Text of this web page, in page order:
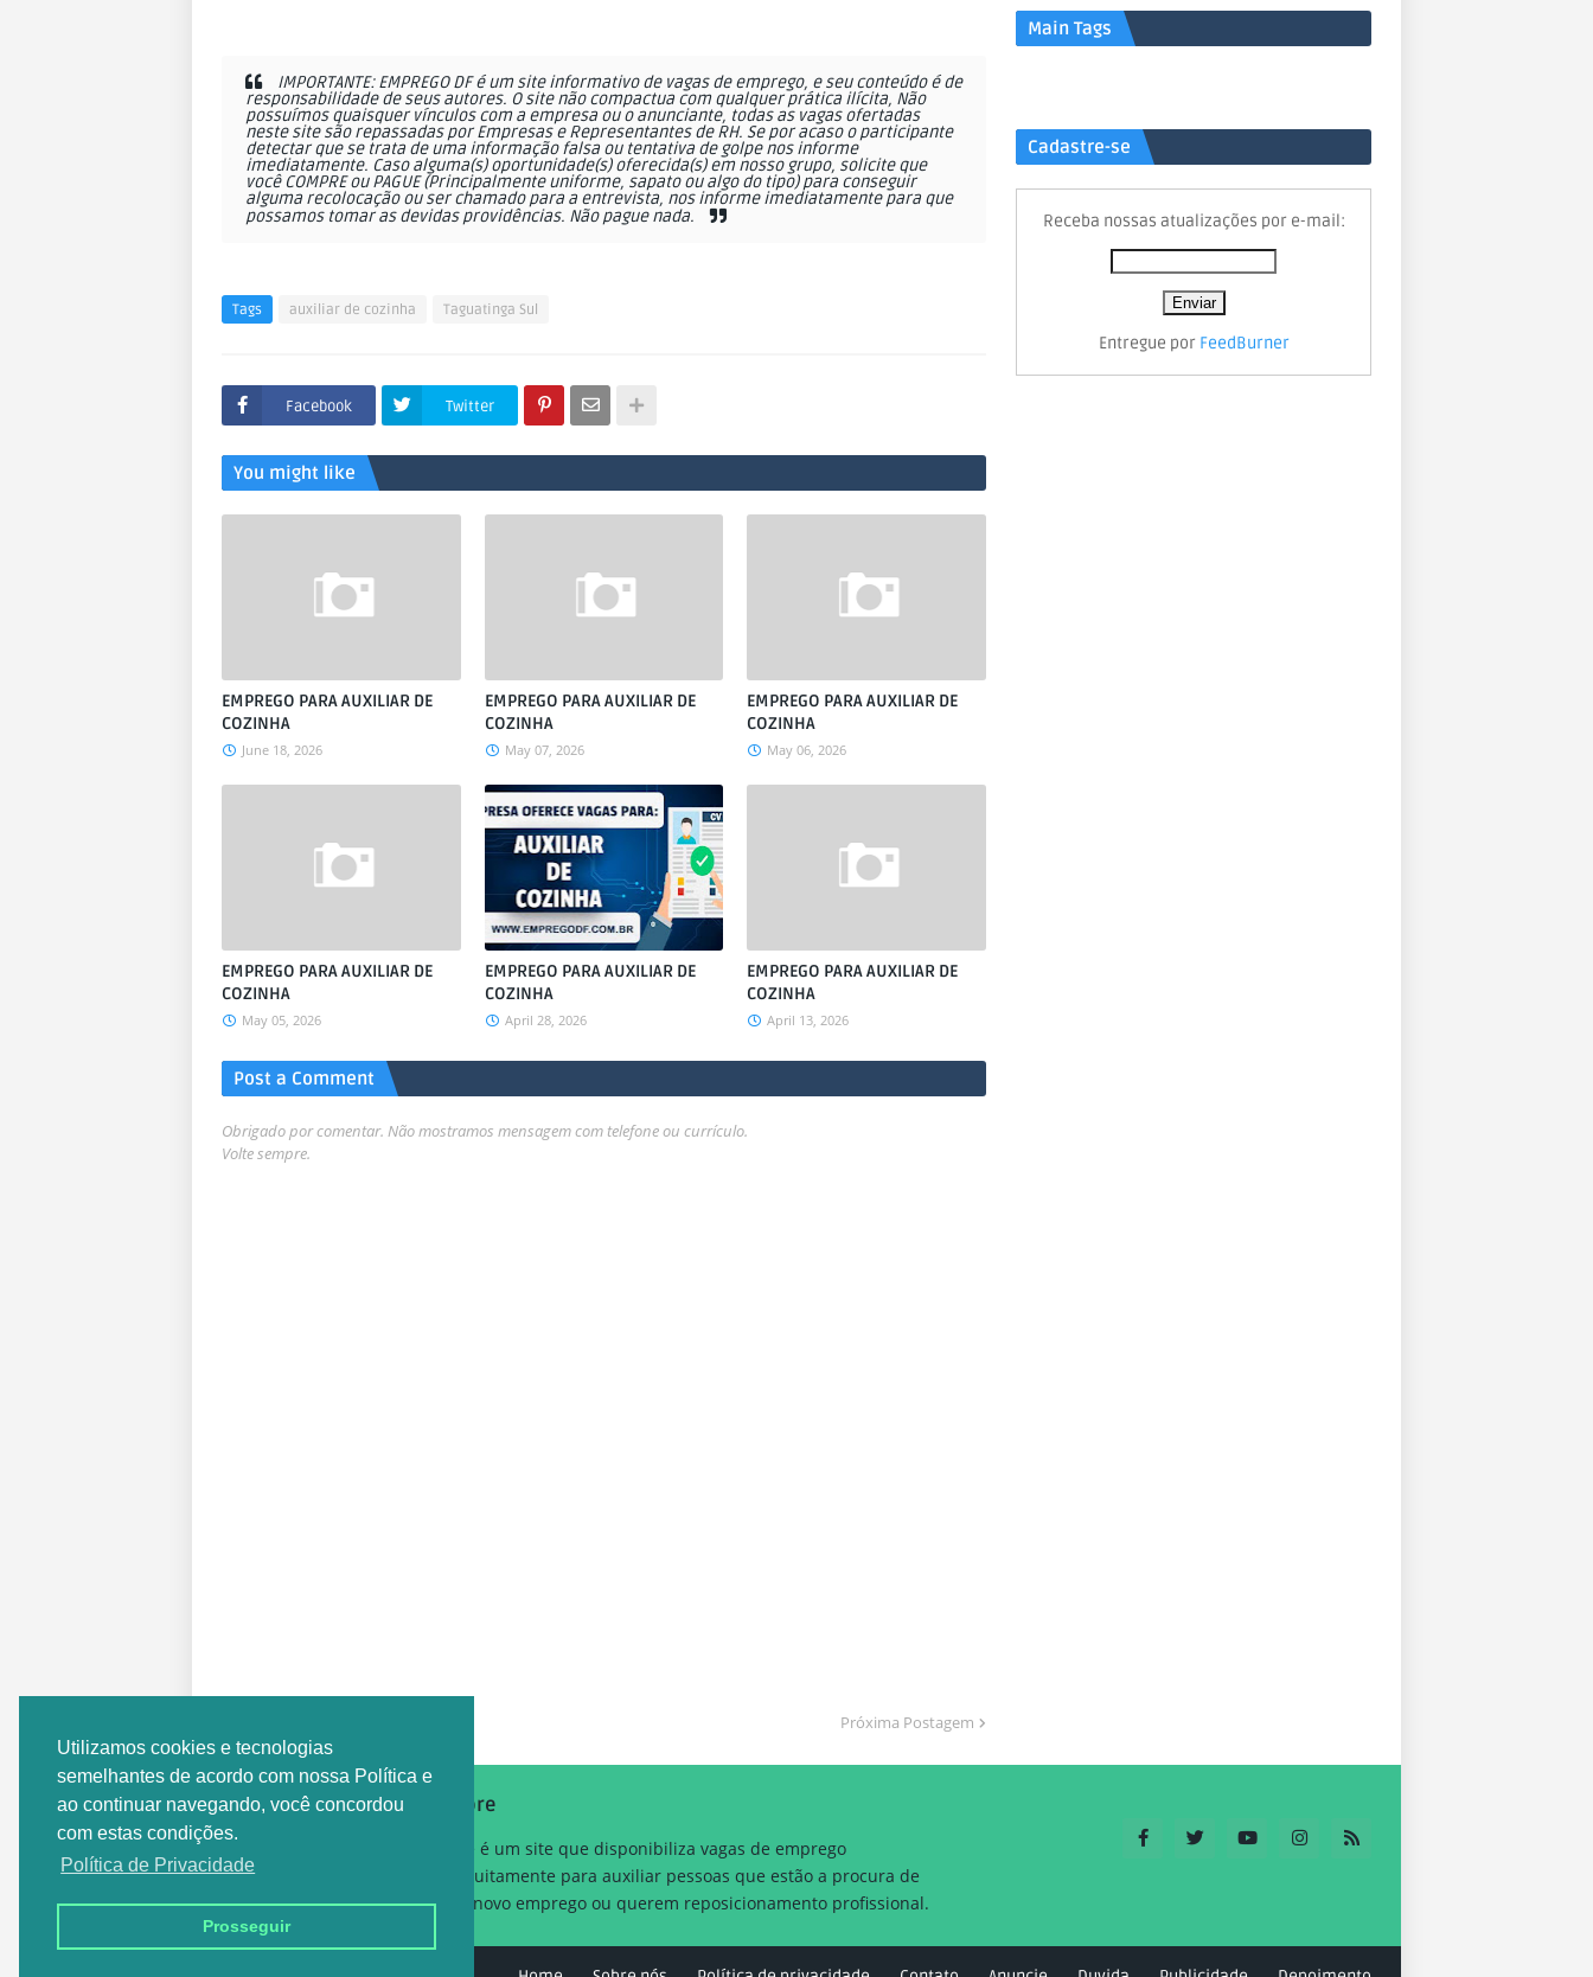
Utilizamos cookies e tecnologias
semelhantes de acordo com nossa Política e
ao continuar navegando, você concordou
com estas condições.
Política de Privacidade
Prosseguir
IMPORTANTE: EMPREGO DF é um site informativo de vagas de emprego, e seu conteúdo é de
responsabilidade de seus autores. O site não compactua com qualquer prática ilícita, Não
possuímos quaisquer vínculos com a empresa ou o anunciante, todas as vagas ofertadas
neste site são repassadas por Empresas e Representantes de RH. Se por acaso o participante
detectar que se trata de uma informação falsa ou tentativa de golpe nos informe
imediatamente. Caso alguma(s) oportunidade(s) oferecida(s) em nosso grupo, solicite que
você COMPRE ou PAGUE (Principalmente uniforme, sapato ou algo do tipo) para conseguir
alguma recolocação ou ser chamado para a entrevista, nos informe imediatamente para que
possamos tomar as devidas providências. Não pague nada.
Tags auxiliar de cozinha Taguatinga Sul
Facebook Twitter
You might like
EMPREGO PARA AUXILIAR DE
COZINHA
June 18, 2026
EMPREGO PARA AUXILIAR DE
COZINHA
May 07, 2026
EMPREGO PARA AUXILIAR DE
COZINHA
May 06, 2026
EMPREGO PARA AUXILIAR DE
COZINHA
May 05, 2026
EMPREGO PARA AUXILIAR DE
COZINHA
April 28, 2026
EMPREGO PARA AUXILIAR DE
COZINHA
April 13, 2026
Post a Comment
Obrigado por comentar. Não mostramos mensagem com telefone ou currículo.
Volte sempre.
Próxima Postagem
Main Tags
Cadastre-se
Receba nossas atualizações por e-mail:
Entregue por FeedBurner
Sobre
Este é um site que disponibiliza vagas de emprego
gratuitamente para auxiliar pessoas que estão a procura de
um novo emprego ou querem reposicionamento profissional.